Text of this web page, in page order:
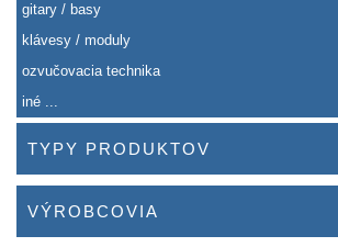
gitary / basy
klávesy / moduly
ozvučovacia technika
iné ...
TYPY PRODUKTOV
VÝROBCOVIA